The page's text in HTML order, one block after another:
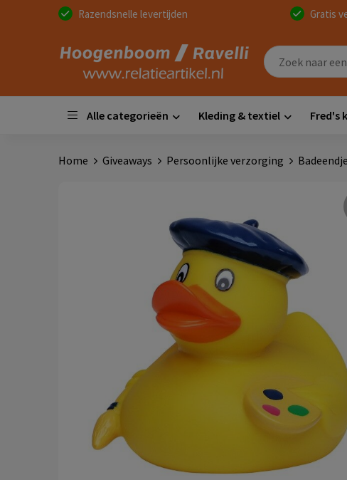
Razendsnelle levertijden Gratis
Alle categorieën Kleding & textiel Fred's
Home Giveaways Persoonlijke verzorging